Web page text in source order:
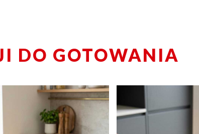
DO GOTOWANIA